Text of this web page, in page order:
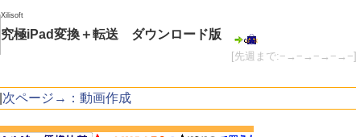
Xilisoft
究極iPad変換＋転送 ダウンロード版
[先週まで:−→−→−→−→−]
次ページ→：動画作成